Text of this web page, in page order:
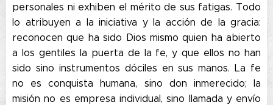
personales ni exhiben el mérito de sus fatigas. Todo
lo atribuyen a la iniciativa y la acción de la gracia:
reconocen que ha sido Dios mismo quien ha abierto
a los gentiles la puerta de la fe, y que ellos no han
sido sino instrumentos dóciles en sus manos. La fe
no es conquista humana, sino don inmerecido; la
misión no es empresa individual, sino llamada y envío